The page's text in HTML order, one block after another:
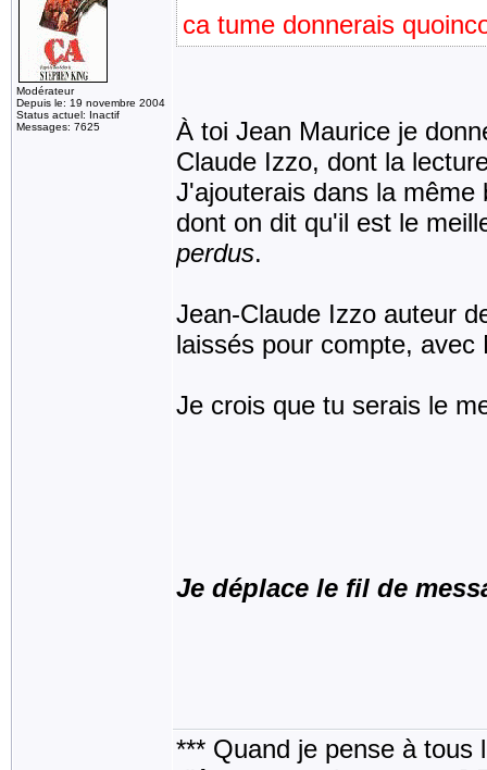
Modérateur
Depuis le: 19 novembre 2004
Status actuel: Inactif
Messages: 7625
ca tume donnerais
À toi Jean Maurice je
Claude Izzo, dont la
J'ajouterais dans la
dont on dit qu'il est le
perdus.
Jean-Claude Izzo auteur
laissés pour compte, avec
Je crois que tu serais le
Je déplace le fil de
*** Quand je pense à tous